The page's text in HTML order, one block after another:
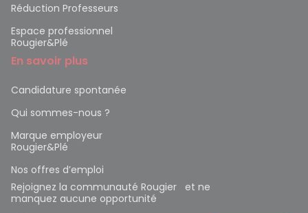
Réduction Professeurs
Espace professionnel
Rougier&Plé
En savoir plus
Candidature spontanée
Qui sommes-nous ?
Marque employeur
Rougier&Plé
Nos offres d’emploi
Rejoignez la communauté Rougier et ne
manquez aucune opportunité